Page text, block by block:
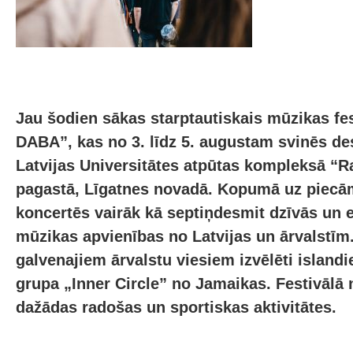
Jau šodien sākas starptautiskais mūzikas
DABA”, kas no 3. līdz 5. augustam svinēs
Latvijas Universitātes atpūtas kompleksā
pagastā, Līgatnes novadā. Kopumā uz
koncertēs vairāk kā septiņdesmit dzīvās un
mūzikas apvienības no Latvijas un
galvenajiem ārvalstu viesiem izvēlēti
grupa „Inner Circle” no Jamaikas. Festivālā
dažādas radošas un sportiskas aktivitātes.